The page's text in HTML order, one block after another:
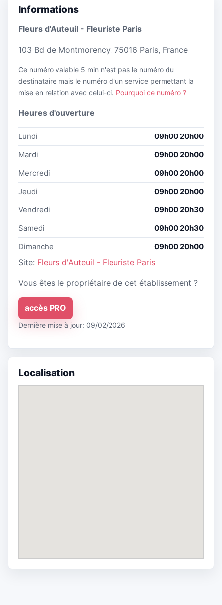
Informations
Fleurs d'Auteuil - Fleuriste Paris
103 Bd de Montmorency, 75016 Paris, France
Ce numéro valable 5 min n'est pas le numéro du
destinataire mais le numéro d'un service permettant la
mise en relation avec celui-ci. Pourquoi ce numéro ?
Heures d'ouverture
Lundi
09h00 20h00
Mardi
09h00 20h00
Mercredi
09h00 20h00
Jeudi
09h00 20h00
Vendredi
09h00 20h30
Samedi
09h00 20h30
Dimanche
09h00 20h00
Site: Fleurs d'Auteuil - Fleuriste Paris
Vous êtes le propriétaire de cet établissement ?
accès PRO
Dernière mise à jour: 09/02/2026
Localisation